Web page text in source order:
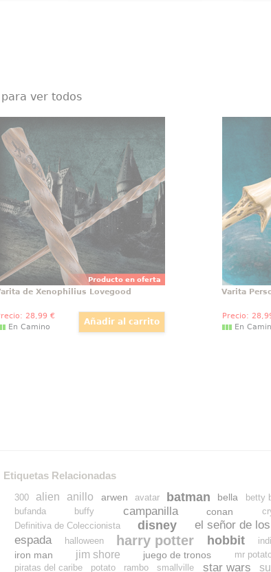
ver todos
Producto en oferta
Detallada y realista réplica oficial
de la varita de Xenophilius
Lovegood basada en la saga de
Harry Potter. Viene en caja de
regalo. Realizada en resina
(Polyresin).
de Xenophilius Lovegood
28,99 €
En Camino
réplica
Varita
Precio: 28
En
Etiquetas Relacionadas
300 alien anillo arwen avatar batman bella betty
bufanda buffy campanilla conan
Definitiva de Coleccionista
disney el señor de
espada halloween harry potter hobbit
iron man jim shore juego de tronos mr
piratas del caribe
potato rambo smallville star wars